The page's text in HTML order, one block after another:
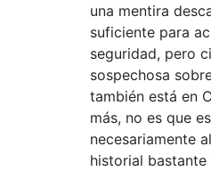
una mentira
suficiente para
seguridad, pero
sospechosa
también está en
más, no es que
necesariamente
historial